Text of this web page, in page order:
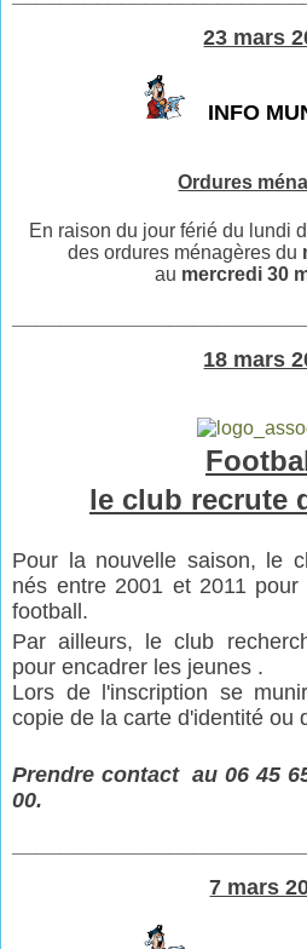
23 mars
INFO
Ordures
En raison du jour férié du lundi
des ordures ménagères du
au mercredi 30
18 mars
le club recrute
Pour la nouvelle saison, le
nés entre 2001 et 2011 pour
football.
Par ailleurs, le club
pour encadrer les jeunes .
Lors de l'inscription se
copie de la carte d'identité ou
Prendre contact au 06 45
00.
7 mars